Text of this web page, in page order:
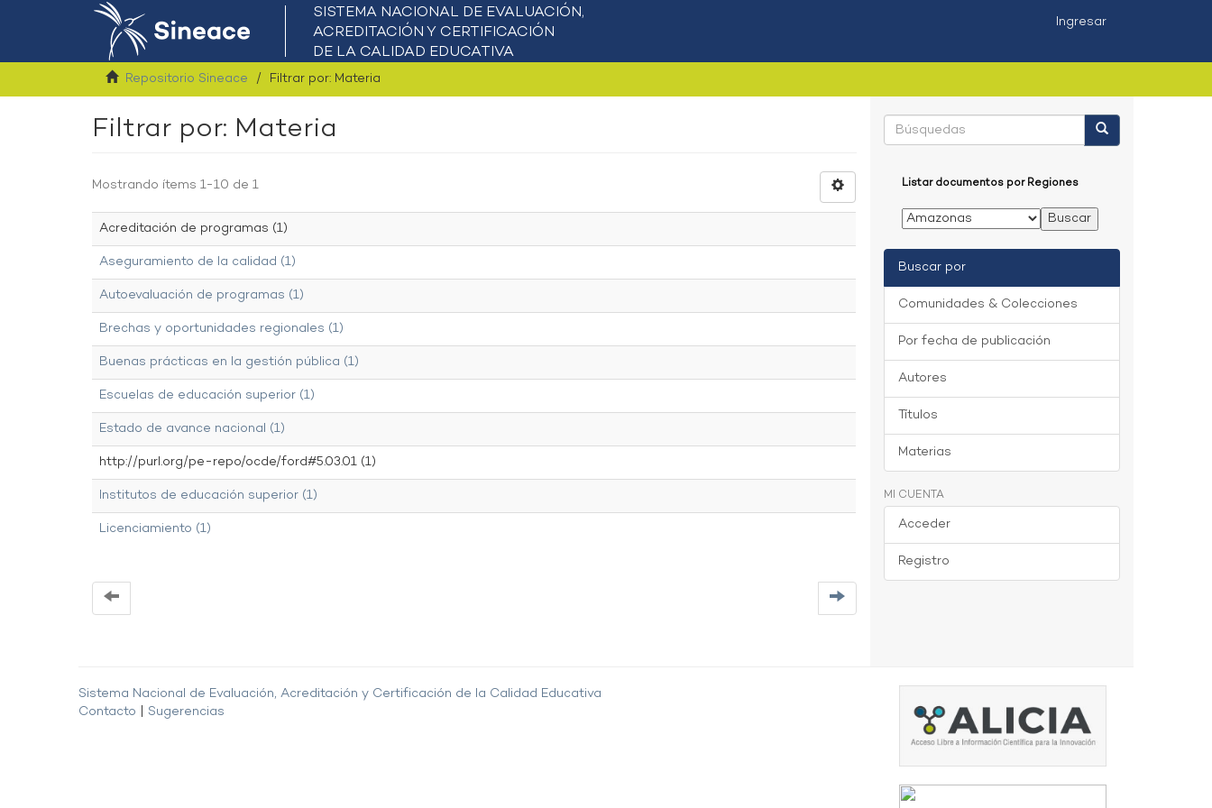
Ingresar
Repositorio Sineace Filtrar por: Materia
Filtrar por: Materia
Mostrando ítems 1-10 de 1
Acreditación de programas (1)
Aseguramiento de la calidad (1)
Autoevaluación de programas (1)
Brechas y oportunidades regionales (1)
Buenas prácticas en la gestión pública (1)
Escuelas de educación superior (1)
Estado de avance nacional (1)
http://purl.org/pe-repo/ocde/ford#5.03.01 (1)
Institutos de educación superior (1)
Licenciamiento (1)
Listar documentos por Regiones
Buscar por
Comunidades & Colecciones
Por fecha de publicación
Autores
Títulos
Materias
MI CUENTA
Acceder
Registro
Sistema Nacional de Evaluación, Acreditación y Certificación de la Calidad Educativa
Contacto
Sugerencias